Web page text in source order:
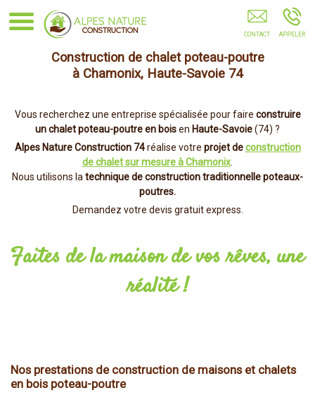
Alpes Nature Construction CHAMONIX-MONT-
Construction de chalet poteau-poutre
à Chamonix, Haute-Savoie 74
Vous recherchez une entreprise spécialisée pour faire construire
un chalet poteau-poutre en boisen Haute-Savoie(74) ?
Alpes Nature Construction 74réalise votre projet de construction
de chalet sur mesure à Chamonix
Nous utilisons la technique de construction traditionnelle poteaux-
poutres.
Demandez votre devis gratuit express.
Faites de la maison de vos rêves, une
réalité !
Nos prestations de construction de maisons et chalets
en bois poteau-poutre